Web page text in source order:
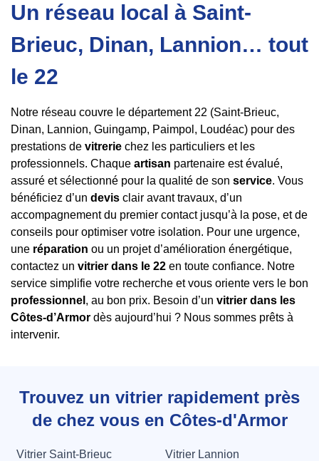
Un réseau local à Saint-
Brieuc, Dinan, Lannion… tout
le 22
Notre réseau couvre le département 22 (Saint-Brieuc,
Dinan, Lannion, Guingamp, Paimpol, Loudéac) pour des
prestations de vitrerie chez les particuliers et les
professionnels. Chaque artisan partenaire est évalué,
assuré et sélectionné pour la qualité de son service. Vous
bénéficiez d’un devis clair avant travaux, d’un
accompagnement du premier contact jusqu’à la pose, et de
conseils pour optimiser votre isolation. Pour une urgence,
une réparation ou un projet d’amélioration énergétique,
contactez un vitrier dans le 22 en toute confiance. Notre
service simplifie votre recherche et vous oriente vers le bon
professionnel , au bon prix. Besoin d’un vitrier dans les
Côtes-d’Armor dès aujourd’hui ? Nous sommes prêts à
intervenir.
Trouvez un vitrier rapidement près
de chez vous en Côtes-d'Armor
Vitrier Saint-Brieuc
Vitrier Lannion